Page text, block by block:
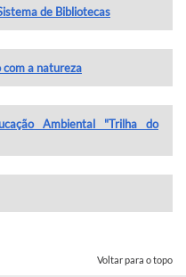
de Bibliotecas
com a natureza
Ambiental "Trilha do
Voltar para o topo